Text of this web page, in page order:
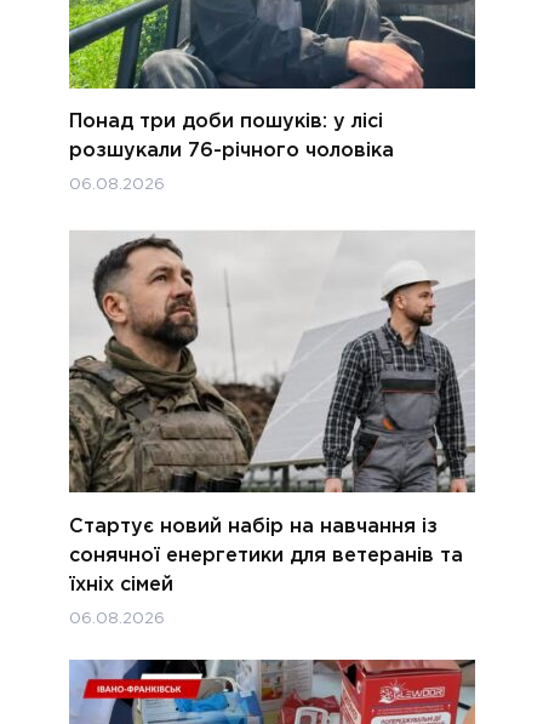
Понад три доби пошуків: у лісі
розшукали 76-річного чоловіка
06.08.2026
Стартує новий набір на навчання із
сонячної енергетики для ветеранів та
їхніх сімей
06.08.2026